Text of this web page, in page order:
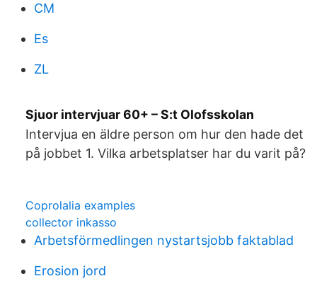
CM
Es
ZL
Sjuor intervjuar 60+ – S:t Olofsskolan
Intervjua en äldre person om hur den hade det
på jobbet 1. Vilka arbetsplatser har du varit på?
Coprolalia examples
collector inkasso
Arbetsförmedlingen nystartsjobb faktablad
Erosion jord